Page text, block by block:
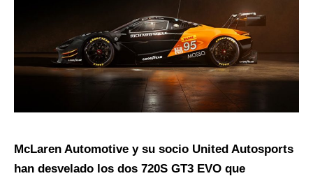
McLaren Automotive y su socio United Autosports
han desvelado los dos 720S GT3 EVO que